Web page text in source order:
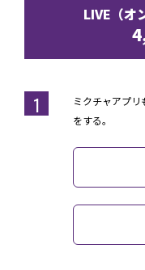
LIVE（オ
1
ミクチャアプ
をする。